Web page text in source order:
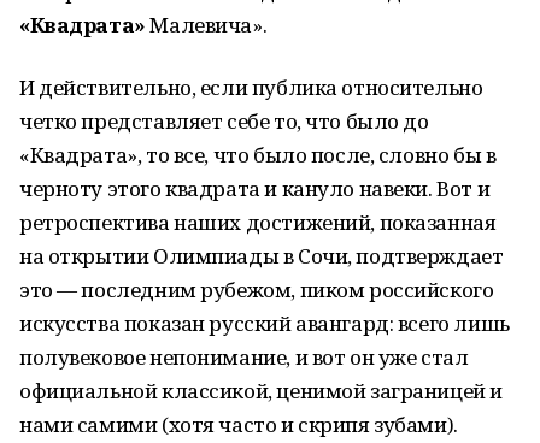
«Квадрата»Малевича».
И действительно, если публика относительно
четко представляет себе то, что было до
«Квадрата», то все, что было после, словно бы в
черноту этого квадрата и кануло навеки. Вот и
ретроспектива наших достижений, показанная
на открытии Олимпиады в Сочи, подтверждает
это — последним рубежом, пиком российского
искусства показан русский авангард: всего лишь
полувековое непонимание, и вот он уже стал
официальной классикой, ценимой заграницей и
нами самими (хотя часто и скрипя зубами).